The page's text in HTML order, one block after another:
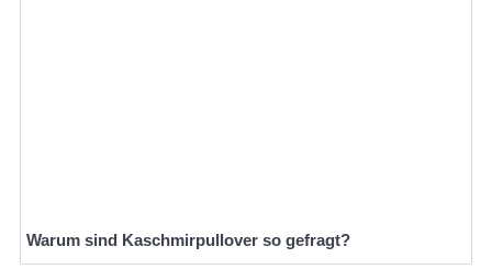
Warum sind Kaschmirpullover so gefragt?